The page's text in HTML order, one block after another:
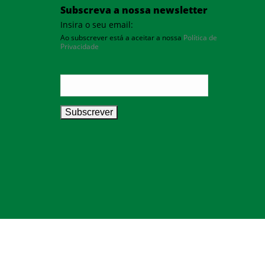
Subscreva a nossa newsletter
Insira o seu email:
Ao subscrever está a aceitar a nossa Política de
Privacidade